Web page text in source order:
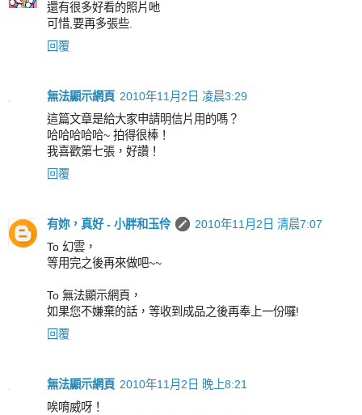
還有很多好看的照片吔
可惜,要再多張些.
回覆
無法顯示網頁 2010年11月2日 凌晨3:29
這篇文章是給大家申請明信片用的嗎？
哈哈哈哈哈~ 拍得很棒！
我喜歡第七張，好讚！
回覆
有妳，真好 - 小胖和玉伶
2010年11月2日 清晨7:07
To 幻雲，
等用完之後再來做吧~~
To 無法顯示網頁，
如果您不嫌棄的話，等收到成品之後再奉上一份囉!
回覆
無法顯示網頁 2010年11月2日 晚上8:21
唉唷威呀！